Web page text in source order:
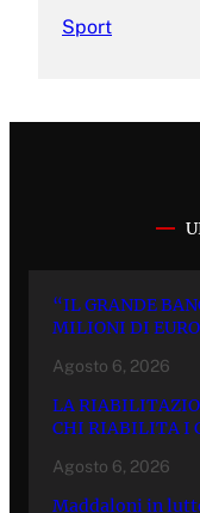
Sport
“IL GRANDE
MILIONI DI
Agosto 6, 2026
LA
CHI RIABILITA I
Agosto 6, 2026
Maddaloni in